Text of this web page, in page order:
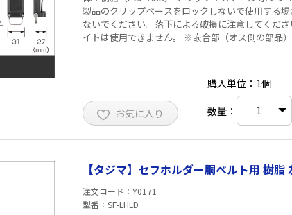
製品のクリップベースをロックしないで使用する
ないでください。落下による破損に注意してくだ
イトは使用できません。 ※嵌合部（オス側の部品
お気に入り
購入単位：1個
数量：
【タジマ】セフホルダー胴ベルト用 樹脂
注文コード
Y0171
型番
SF-LHLD